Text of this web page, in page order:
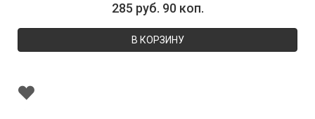
285 руб. 90 коп.
В КОРЗИНУ